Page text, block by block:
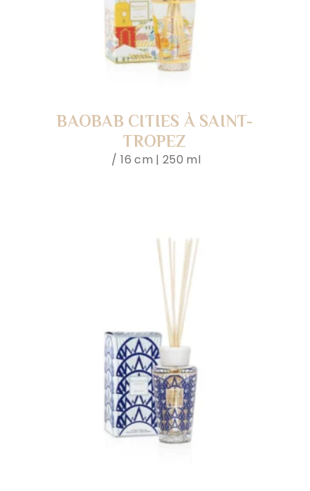
BAOBAB CITIES À SAINT-
TROPEZ
16 cm | 250 ml